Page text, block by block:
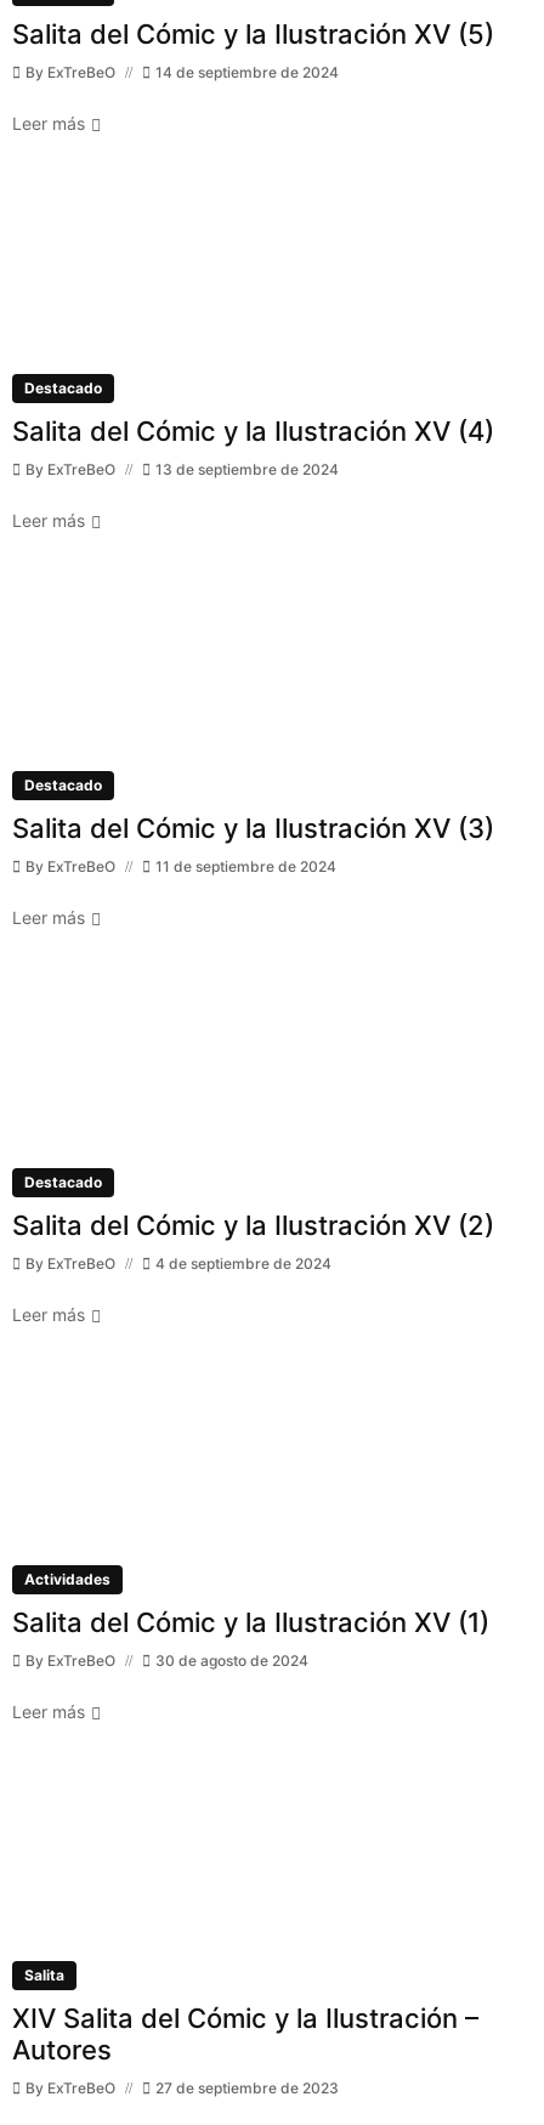
Salita del Cómic y la Ilustración XV (5)
By ExTreBeO 14 de septiembre de 2024
Leer más
Destacado
Salita del Cómic y la Ilustración XV (4)
By ExTreBeO 13 de septiembre de 2024
Leer más
Destacado
Salita del Cómic y la Ilustración XV (3)
By ExTreBeO 11 de septiembre de 2024
Leer más
Destacado
Salita del Cómic y la Ilustración XV (2)
By ExTreBeO 4 de septiembre de 2024
Leer más
Actividades
Salita del Cómic y la Ilustración XV (1)
By ExTreBeO 30 de agosto de 2024
Leer más
Salita
XIV Salita del Cómic y la Ilustración –
Autores
By ExTreBeO 27 de septiembre de 2023